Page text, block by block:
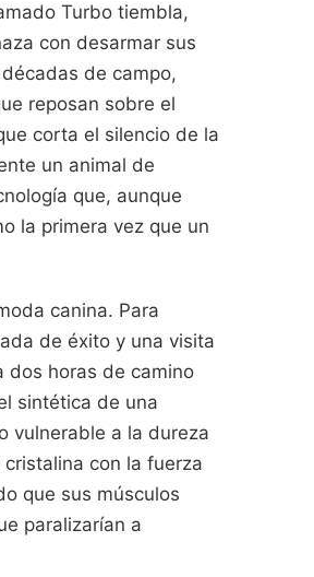
Turbo tiembla,
con desarmar sus
de campo,
reposan sobre el
corta el silencio de la
un animal de
que, aunque
la primera vez que un
canina. Para
de éxito y una visita
dos horas de camino
sintética de una
vulnerable a la dureza
con la fuerza
que sus músculos
paralizarían a